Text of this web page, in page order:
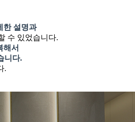
한 설명과
수 있었습니다.
해서
니다.
.